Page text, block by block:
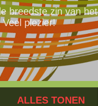
breedste zin van het
plezier!
ALLES TONEN